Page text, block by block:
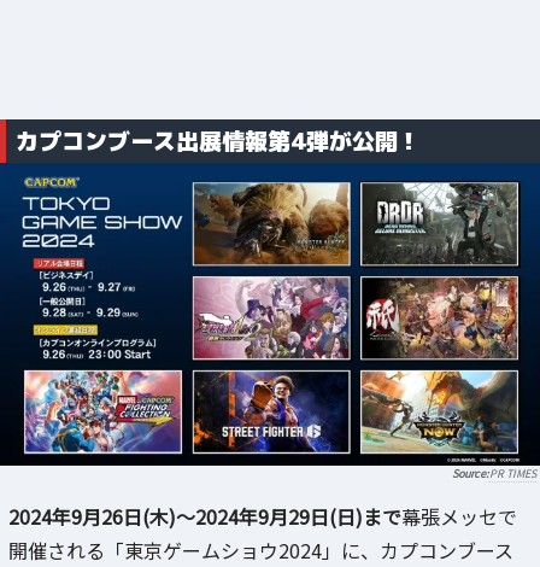
カプコンブース出展情報第4弾が公開！
PR TIMES
2024年9月26日(木)～2024年9月29日(日)まで幕張メッセで
開催される「東京ゲームショウ2024」に、カプコンブース